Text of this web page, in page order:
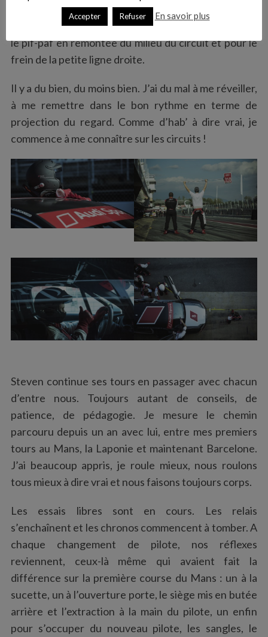
enchaînements rapides menant à la ligne droite. En
revanche, pour ces derniers, ça va. Même chose pour
le pif-paf en remontée du milieu du circuit et pour le
frein de la petite ligne droite.
Il y a du bien, du moins bien. J’ai du mal à me réveiller,
à me remettre dans le bon rythme en terme de
projection du regard. Comme d’hab’ à dire vrai, je
commence à me connaître sur les circuits !
Steven continue ses tours en passager avec chacun
d’entre nous. Toujours autant de conseils, de
patience, de pédagogie. Je mesure le chemin
parcouru depuis un an avec lui, entre mes premiers
tours au Mans, la Laponie et maintenant Barcelone.
J’ai beaucoup appris, je roule mieux, nous roulons
tous mieux à dire vrai et nous faisons toujours corps.
Les essais libres sont en cours. Les relais
s’enchaînent et les chronos commencent à tomber. A
chaque changement de pilote, nos réflexes
reviennent, ceux-là même qui avaient fait la
différence sur la première course du Mans : un à la
sucette, un à l’ouverture porte, le siège mis en butée
arrière et l’extraction à la main du pilote, un enfin
pour s’occuper du nouveau pilote, les sangles, le
Accepter Refuser En savoir plus